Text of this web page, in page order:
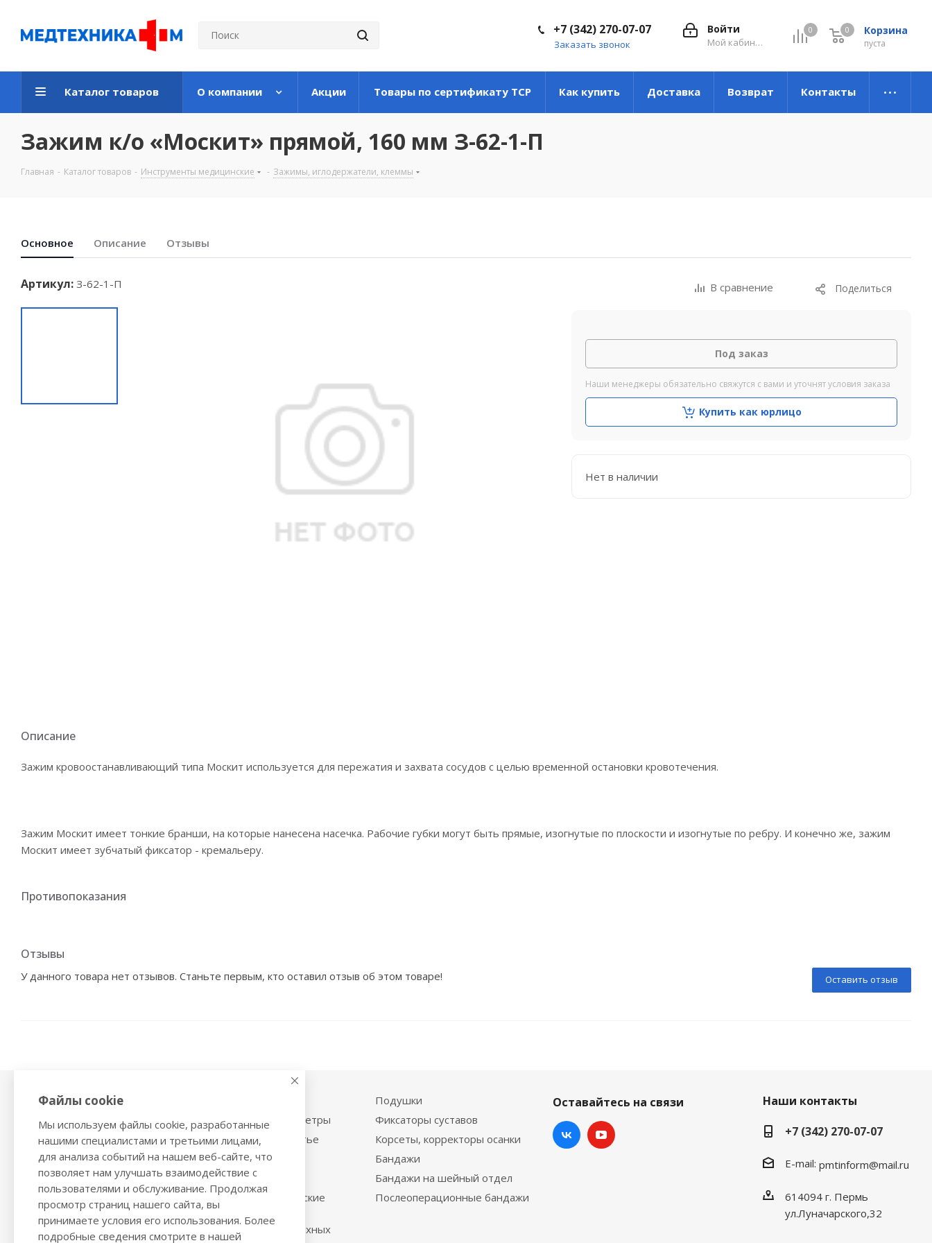
0 Корзина
0
пуста
0
Войти
Мой кабинет
+7 (342) 270-07-07
Заказать звонок
Каталог товаров О компании Акции Товары по сертификату ТСР Как купить Доставка Возврат Контакты
Зажим к/о «Москит» прямой, 160 мм З-62-1-П
Главная - Каталог товаров - Инструменты медицинские - Зажимы, иглодержатели, клеммы
Основноe Описание Отзывы
Артикул: З-62-1-П В сравнение Поделиться
Под заказ
Наши менеджеры обязательно свяжутся с вами и уточнят условия заказа
Купить как юрлицо
Нет в наличии
Описание
Зажим кровоостанавливающий типа Москит используется для пережатия и захвата сосудов с целью временной остановки кровотечения.
Зажим Москит имеет тонкие бранши, на которые нанесена насечка. Рабочие губки могут быть прямые, изогнутые по плоскости и изогнутые по ребру. И конечно же, зажим
Москит имеет зубчатый фиксатор - кремальеру.
Противопоказания
Отзывы
Оставить отзыв
У данного товара нет отзывов. Станьте первым, кто оставил отзыв об этом товаре!
Физиотерапия,
Ингаляторы
Ультразвуковые ингаляторы и
небулайзеры
Глюкометры
Облучатели бактерицидные,
инфракрасные лампы
Компрессионный трикотаж
Механические тонометры
Тонометры на запястье
Трости и костыли
Ходунки
Стельки ортопедические
Политика обработки
персональных данныхных
Подушки
Фиксаторы суставов
Корсеты, корректоры осанки
Бандажи
Бандажи на шейный отдел
Послеоперационные бандажи
Оставайтесь на связи
Наши контакты
+7 (342) 270-07-07
E-mail: pmtinform@mail.ru
614094 г. Пермь
ул.Луначарского,32
Файлы cookie
Мы используем файлы cookie, разработанные
нашими специалистами и третьими лицами,
для анализа событий на нашем веб-сайте, что
позволяет нам улучшать взаимодействие с
пользователями и обслуживание. Продолжая
просмотр страниц нашего сайта, вы
принимаете условия его использования. Более
подробные сведения смотрите в нашей